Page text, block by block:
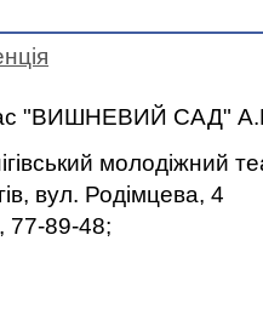
"ВИШНЕВИЙ САД"
молодіжний
вул. Родімцева, 4
77-89-48;